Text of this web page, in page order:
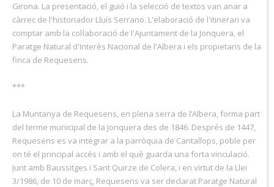
Girona. La presentació, el guió i la selecció de textos van anar a
càrrec de l'historiador Lluís Serrano. L'elaboració de l'itinerari va
comptar amb la col·laboració de l'Ajuntament de la Jonquera, el
Paratge Natural d'Interès Nacional de l'Albera i els propietaris de la
finca de Requesens.
***
La Muntanya de Requesens, en plena serra de l’Albera, forma part
del terme municipal de la Jonquera des de 1846. Després de 1447,
Requesens es va integrar a la parròquia de Cantallops, poble per
on té el principal accés i amb el què guarda una forta vinculació.
Junt amb Baussitges i Sant Quirze de Colera, i en virtut de la Llei
3/1986, de 10 de març, Requesens va ser declarat Paratge Natural